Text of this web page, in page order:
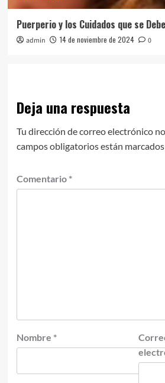
Puerperio y los Cuidados que se
admin 14 de noviembre de 2024 0
Deja una respuesta
Tu dirección de correo electrónico
campos obligatorios están
Comentario *
Nombre *